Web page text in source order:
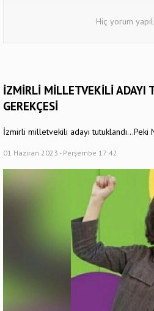
Hiç yorum
İZMİRLİ MİLLETVEKİLİ ADAYI
GEREKÇESİ
İzmirli milletvekili adayı tutuklandı...Peki
01 Haziran 2023 - Perşembe 17:42